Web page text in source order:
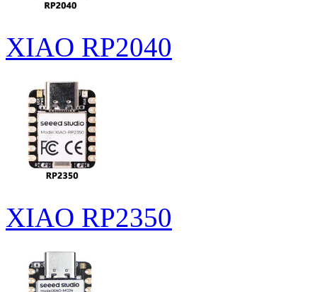
XIAO RP2040
XIAO RP2350